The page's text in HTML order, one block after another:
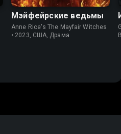
Мэйфейрские ведьмы
Anne Rice's The Mayfair Witches
• 2023, США, Драма